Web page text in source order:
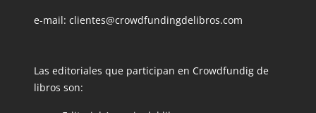
e-mail: clientes@crowdfundingdelibros.com
Las editoriales que participan en Crowdfundig de
libros son: